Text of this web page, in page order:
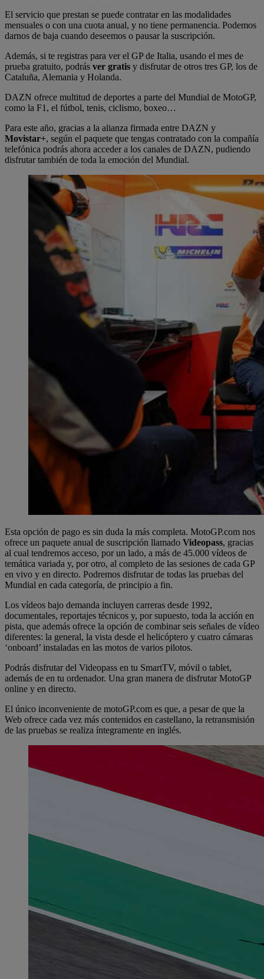
El servicio que prestan se puede contratar en las modalidades
mensuales o con una cuota anual, y no tiene permanencia. Podemos
darnos de baja cuando deseemos o pausar la suscripción.
Además, si te registras para ver el GP de Italia, usando el mes de
prueba gratuito, podrás ver gratis y disfrutar de otros tres GP, los de
Cataluña, Alemania y Holanda.
DAZN ofrece multitud de deportes a parte del Mundial de MotoGP,
como la F1, el fútbol, tenis, ciclismo, boxeo…
Para este año, gracias a la alianza firmada entre DAZN y
Movistar+, según el paquete que tengas contratado con la compañía
telefónica podrás ahora acceder a los canales de DAZN, pudiendo
disfrutar también de toda la emoción del Mundial.
Esta opción de pago es sin duda la más completa. MotoGP.com nos
ofrece un paquete anual de suscripción llamado Videopass, gracias
al cual tendremos acceso, por un lado, a más de 45.000 vídeos de
temática variada y, por otro, al completo de las sesiones de cada GP
en vivo y en directo. Podremos disfrutar de todas las pruebas del
Mundial en cada categoría, de principio a fin.
Los vídeos bajo demanda incluyen carreras desde 1992,
documentales, reportajes técnicos y, por supuesto, toda la acción en
pista, que además ofrece la opción de combinar seis señales de vídeo
diferentes: la general, la vista desde el helicóptero y cuatro cámaras
‘onboard’ instaladas en las motos de varios pilotos.
Podrás disfrutar del Videopass en tu SmartTV, móvil o tablet,
además de en tu ordenador. Una gran manera de disfrutar MotoGP
online y en directo.
El único inconveniente de motoGP.com es que, a pesar de que la
Web ofrece cada vez más contenidos en castellano, la retransmisión
de las pruebas se realiza íntegramente en inglés.